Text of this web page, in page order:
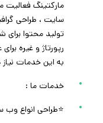
مارکتینگ فعالیت
سایت ، طراحی
تولید محتوا
رپورتاژ و غیره
به این خدمات نیاز
خدمات ما :
⭐️طراحی انواع